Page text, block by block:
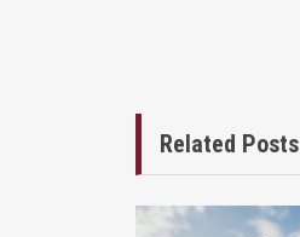
Related Posts